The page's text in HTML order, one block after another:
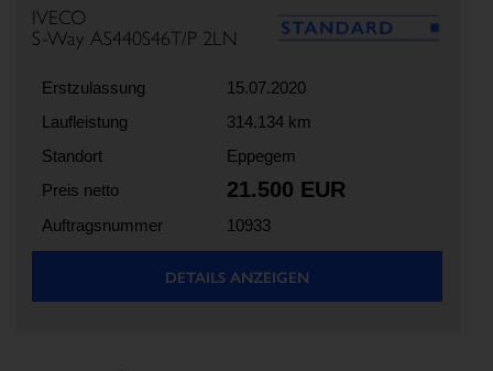
IVECO
S-Way AS440S46T/P 2LN
Erstzulassung
15.07.2020
Laufleistung
314.134 km
Standort
Eppegem
Preis netto
21.500 EUR
Auftragsnummer 10933
DETAILS ANZEIGEN